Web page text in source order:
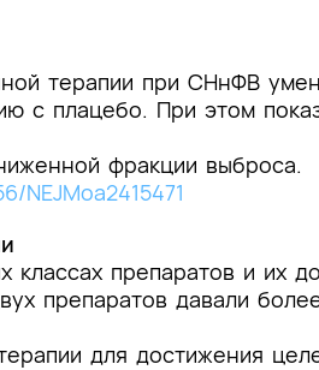
терапии при СНнФВ
с плацебо. При этом
фракции выброса.
NEJMoa2415471
препаратов и их
препаратов давали
для достижения